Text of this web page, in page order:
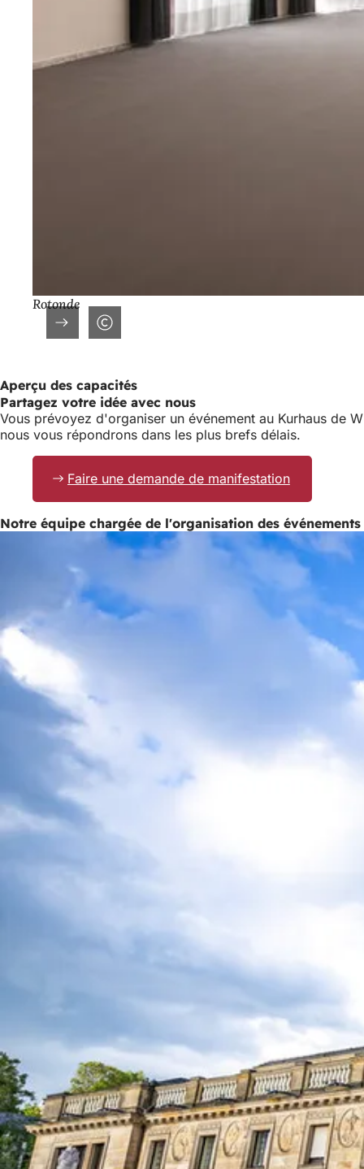
Rotonde
Aperçu des capacités
Partagez votre idée avec nous
Vous prévoyez d'organiser un événement au Kurhaus de
nous vous répondrons dans les plus brefs délais.
Faire une demande de manifestation
Notre équipe chargée de l'organisation des